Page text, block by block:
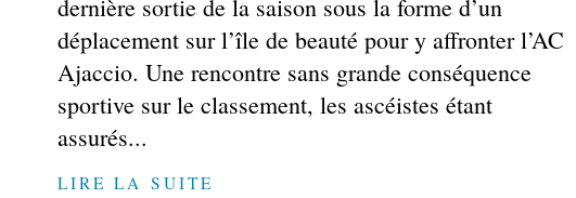
dernière sortie de la saison sous la forme d’un
déplacement sur l’île de beauté pour y affronter l’AC
Ajaccio. Une rencontre sans grande conséquence
sportive sur le classement, les ascéistes étant
assurés...
LIRE LA SUITE